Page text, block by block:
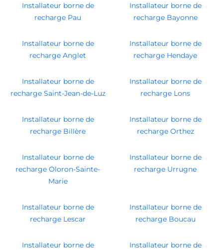
Installateur borne de
recharge Pau
Installateur borne de
recharge Bayonne
Installateur borne de
recharge Anglet
Installateur borne de
recharge Hendaye
Installateur borne de
recharge Saint-Jean-de-Luz
Installateur borne de
recharge Lons
Installateur borne de
recharge Billère
Installateur borne de
recharge Orthez
Installateur borne de
recharge Oloron-Sainte-
Marie
Installateur borne de
recharge Urrugne
Installateur borne de
recharge Lescar
Installateur borne de
recharge Boucau
Installateur borne de
Installateur borne de